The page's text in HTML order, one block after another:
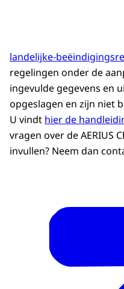
landelijke-
regelingen onder de
ingevulde gegevens en
opgeslagen en zijn niet
U vindt hier de
vragen over de AERIUS
invullen? Neem dan